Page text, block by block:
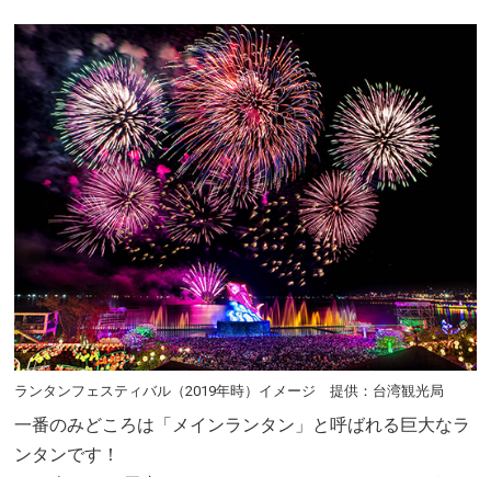
ランタンフェスティバル（2019年時）イメージ 提供：台湾観光局
一番のみどころは「メインランタン」と呼ばれる巨大なラ
ンタンです！